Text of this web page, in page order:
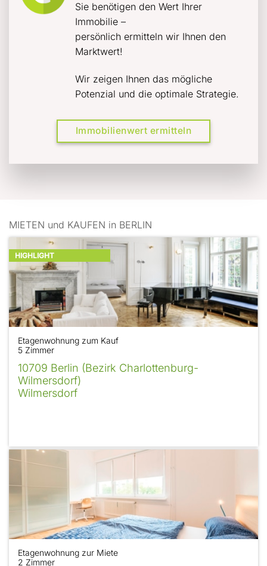
Sie benötigen den Wert Ihrer
Immobilie –
persönlich ermitteln wir Ihnen den
Marktwert!
Wir zeigen Ihnen das mögliche
Potenzial und die optimale Strategie.
Immobilienwert ermitteln
MIETEN und KAUFEN in BERLIN
HIGHLIGHT
Etagenwohnung zum Kauf
5 Zimmer
10709 Berlin (Bezirk Charlottenburg-
Wilmersdorf)
Wilmersdorf
HIGHLIGHT
Etagenwohnung zur Miete
2 Zimmer
HIGHLIGHT
HIGHLIGHT
HIGHLIGHT